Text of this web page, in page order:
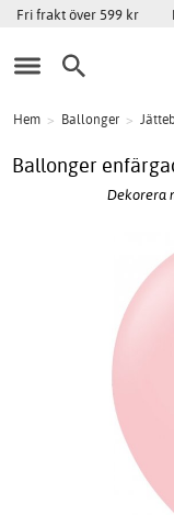
Fri frakt över 599 kr
Hem > Ballonger >
Ballonger
Dekorera